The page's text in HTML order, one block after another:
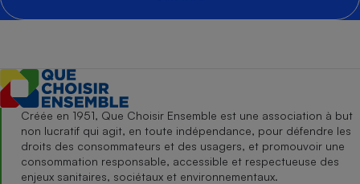
Créée en 1951, Que Choisir Ensemble est une association à but
non lucratif qui agit, en toute indépendance, pour défendre les
droits des consommateurs et des usagers, et promouvoir une
consommation responsable, accessible et respectueuse des
enjeux sanitaires, sociétaux et environnementaux.